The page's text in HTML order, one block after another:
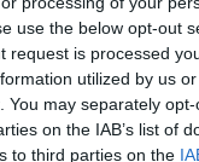
use the below opt-out
request is processed
utilized by us
may separately
on the IAB’s list of
to third parties on the
–